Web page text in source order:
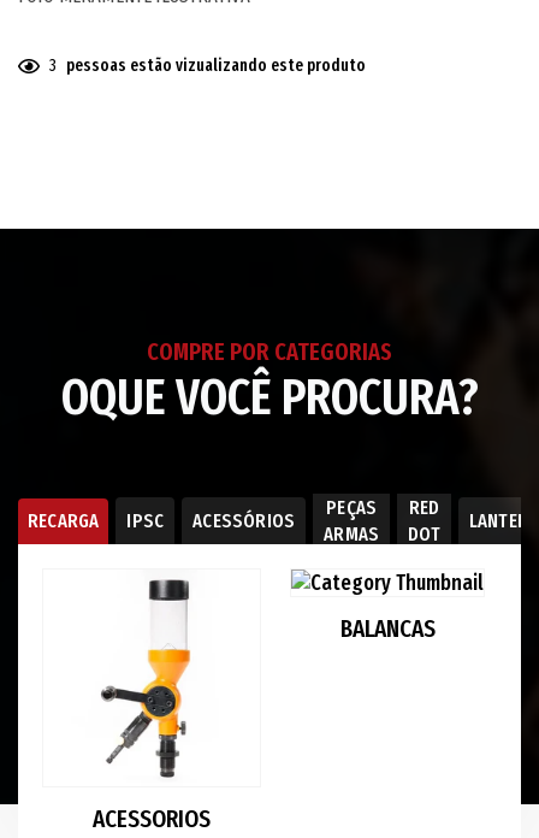
3 pessoas estão vizualizando este produto
carrinho
COMPRE POR CATEGORIAS
OQUE VOCÊ PROCURA?
RECARGA IPSC ACESSÓRIOS
PEÇAS
ARMAS
RED
DOT
ACESSORIOS
BALANCAS